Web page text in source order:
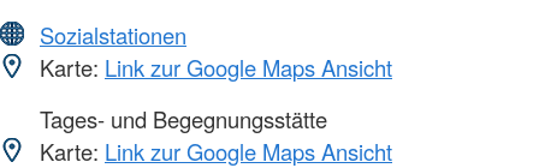
Sozialstationen
Karte: Link zur Google Maps Ansicht
Tages- und Begegnungsstätte
Karte: Link zur Google Maps Ansicht